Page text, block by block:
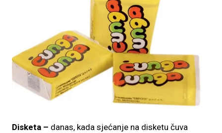
Disketa – danas, kada sjećanje na disketu čuva